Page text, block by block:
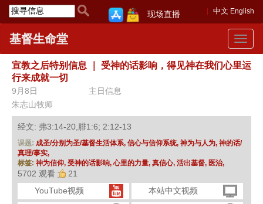
中文 English
现场直播
Toggle
基督生命堂
宣教之后特别信息
受神的话影响，得见神在我们心里运
行来成就一切
9月8日
主日信息
朱志山牧师
经文: 弗3:14-20,腓1:6; 2:12-13
课题: 成圣/分别为圣/基督生活体系, 信心与信仰系统, 神为与人为, 神的话/
真理/事实,
标签: 神为信仰, 受神的话影响,心里的力量, 真信心, 活出基督, 医治,
5702 观看
21
YouTube视频
本站中文视频